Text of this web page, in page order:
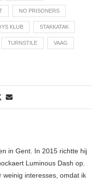
NO PRISONERS
KLUB STAKKATAK
TURNSTILE VAAG
in Gent. In 2015 richtte hij
Luminous Dash op.
weinig interesses, omdat ik